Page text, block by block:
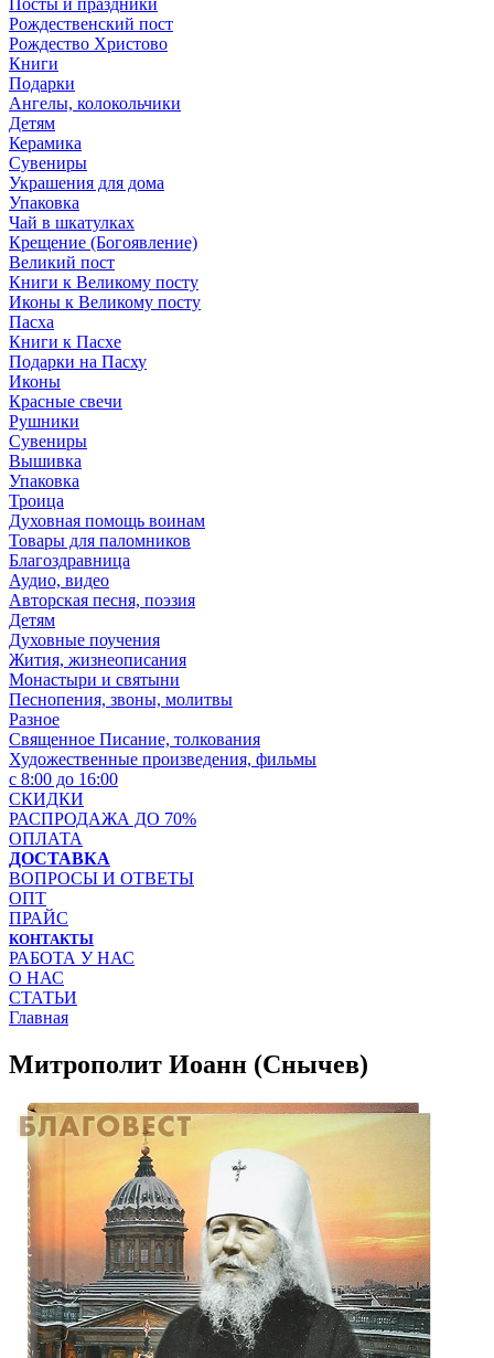
Посты и праздники
Рождественский пост
Рождество Христово
Книги
Подарки
Ангелы, колокольчики
Детям
Керамика
Сувениры
Украшения для дома
Упаковка
Чай в шкатулках
Крещение (Богоявление)
Великий пост
Книги к Великому посту
Иконы к Великому посту
Пасха
Книги к Пасхе
Подарки на Пасху
Иконы
Красные свечи
Рушники
Сувениры
Вышивка
Упаковка
Троица
Духовная помощь воинам
Товары для паломников
Благоздравница
Аудио, видео
Авторская песня, поэзия
Детям
Духовные поучения
Жития, жизнеописания
Монастыри и святыни
Песнопения, звоны, молитвы
Разное
Священное Писание, толкования
Художественные произведения, фильмы
с 8:00 до 16:00
СКИДКИ
РАСПРОДАЖА ДО 70%
ОПЛАТА
ДОСТАВКА
ВОПРОСЫ И ОТВЕТЫ
ОПТ
ПРАЙС
КОНТАКТЫ
РАБОТА У НАС
О НАС
СТАТЬИ
Главная
Митрополит Иоанн (Снычев)